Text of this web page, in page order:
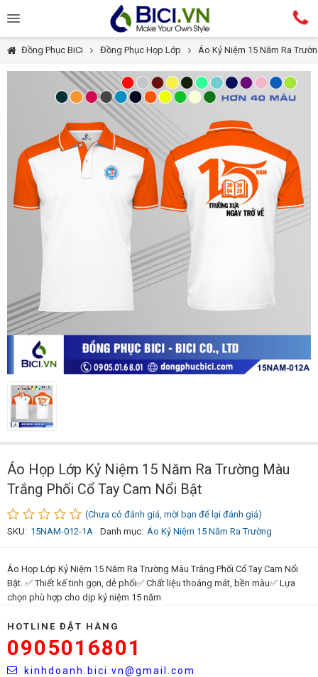
Đồng Phục BiCi Đồng Phục Họp Lớp Áo Kỷ Niệm 15 Năm Ra
Áo Họp Lớp Kỷ Niệm 15 Năm Ra Trường Màu
Trắng Phối Cổ Tay Cam Nổi Bật
(Chưa có đánh giá, mời bạn để lại đánh giá)
SKU: 15NAM-012-1A Danh mục: Áo Kỷ Niệm 15 Năm Ra Trường
Áo Họp Lớp Kỷ Niệm 15 Năm Ra Trường Màu Trắng Phối Cổ Tay Cam Nổi
Bật. ✅ Thiết kế tinh gọn, dễ phối✅ Chất liệu thoáng mát, bền màu✅ Lựa
chọn phù hợp cho dịp kỷ niệm 15 năm
HOTLINE ĐẶT HÀNG
0905016801
kinhdoanh.bici.vn@gmail.com